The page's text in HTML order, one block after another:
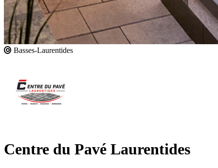
Basses-Laurentides
Centre du Pavé Laurentides